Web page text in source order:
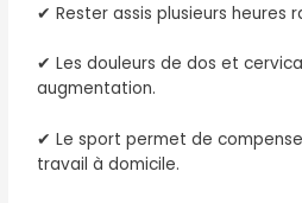
✔ Rester assis plusieurs heures
✔ Les douleurs de dos et
augmentation.
✔ Le sport permet de
travail à domicile.